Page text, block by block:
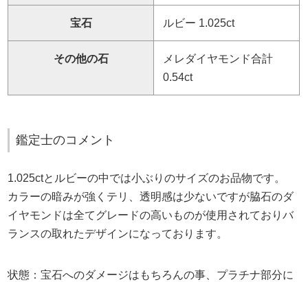
宝石 ルビー 1.025ct
その他の石
メレダイヤモンド合計
0.54ct
鑑定士のコメント
1.025ctとルビーの中では小ぶりのサイズのお品物です。
カラーの暗みが強くテリ、透明感は少ないですが脇石のダ
イヤモンドは全てグレードの高いものが使用されておりバ
ランスの取れたデザインになっております。
状態：宝石へのダメージはもちろんの事、プラチナ部分に